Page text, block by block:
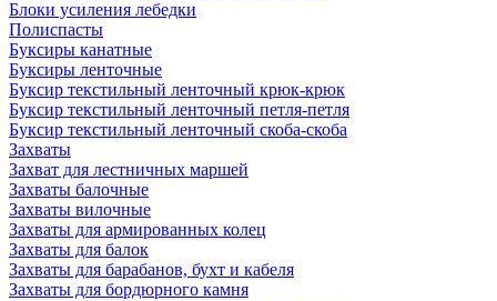
Блоки усиления лебедки
Полиспасты
Буксиры канатные
Буксиры ленточные
Буксир текстильный ленточный крюк-крюк
Буксир текстильный ленточный петля-петля
Буксир текстильный ленточный скоба-скоба
Захваты
Захват для лестничных маршей
Захваты балочные
Захваты вилочные
Захваты для армированных колец
Захваты для балок
Захваты для барабанов, бухт и кабеля
Захваты для бордюрного камня